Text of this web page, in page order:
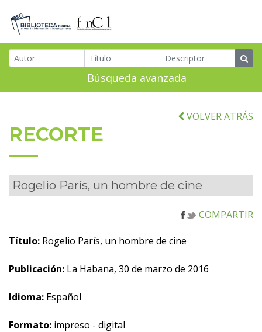
Búsqueda avanzada
VOLVER ATRÁS
RECORTE
Rogelio París, un hombre de cine
COMPARTIR
Título: Rogelio París, un hombre de cine
Publicación: La Habana, 30 de marzo de 2016
Idioma: Español
Formato: impreso - digital